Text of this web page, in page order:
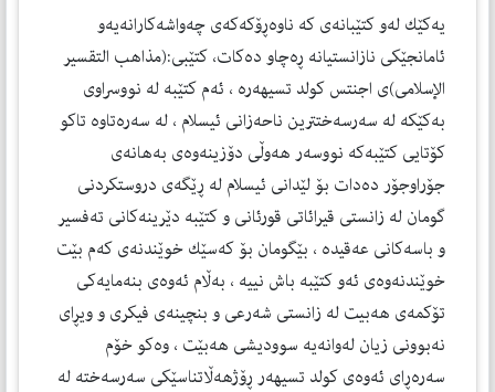
یه‌كێك له‌و كتێبانه‌ی كه‌ ناوه‌ڕۆكه‌كه‌ی چه‌واشه‌كارانه‌یه‌و
ئامانجێكی نازانستیانه‌ ڕه‌چاو ده‌كات، كتێبی:(مذاهب التقسیر
الإسلامی)ی اجنتس كولد تسیهه‌ره‌ ، ئه‌م كتێبه‌ له‌ نووسراوی
به‌كێكه‌ له‌ سه‌رسه‌ختترین ناحه‌زانی ئیسلام ، له‌ سه‌ره‌تاوه‌ تاكو
كۆتایی كتێبه‌كه‌ نووسه‌ر هه‌وڵی دۆزینه‌وه‌ی به‌هانه‌ی
جۆراوجۆر ده‌دات بۆ لێدانی ئیسلام له‌ ڕێگه‌ی دروستكردنی
گومان له‌ زانستی قیرائاتی قورئانی و كتێبه‌ دێرینه‌كانی ته‌فسیر
و باسه‌كانی عه‌قیده‌ ، بێگومان بۆ كه‌سێك خوێندنه‌ی كه‌م بێت
خوێندنه‌وه‌ی ئه‌و كتێبه‌ باش نییه‌ ، به‌ڵام ئه‌وه‌ی بنه‌مایه‌كی
تۆكمه‌ی هه‌بیت له‌ زانستی شه‌رعی و بنچینه‌ی فیكری و ویڕای
نه‌بوونی زیان له‌وانه‌یه‌ سوودیشی هه‌بێت ، وه‌كو خۆم
سه‌ره‌ڕای ئه‌وه‌ی كولد تسیهه‌ر ڕۆژهه‌ڵاتناسێكی سه‌رسه‌خته‌ له‌